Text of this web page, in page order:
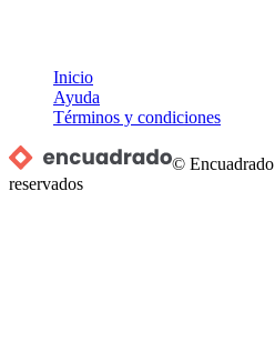
Inicio
Ayuda
Términos y condiciones
© Encuadrado
reservados